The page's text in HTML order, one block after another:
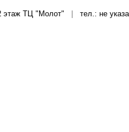
этаж ТЦ "Молот" тел.: не